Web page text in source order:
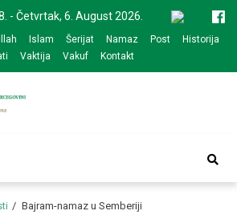
- Četvrtak, 6. August 2026.
Islam Šerijat Namaz Post
Historija
Vaktija Vakuf Kontakt
Bijeljina
Bajram-namaz u Semberiji